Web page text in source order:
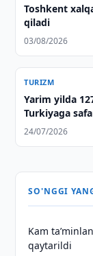
Toshkent
qiladi
03/08/2026
TURIZM
Yarim yilda
Turkiyaga
24/07/2026
SO'NGGI
Kam
qaytarildi